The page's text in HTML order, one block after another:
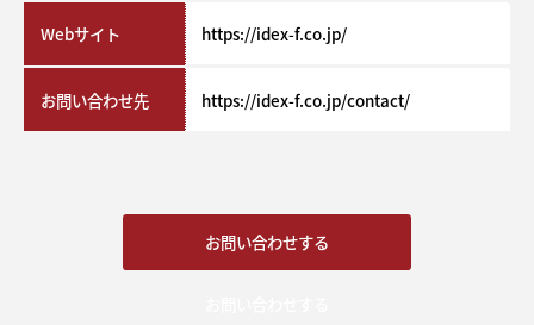
Webサイト https://idex-f.co.jp/
お問い合わせ先 https://idex-f.co.jp/contact/
お問い合わせする